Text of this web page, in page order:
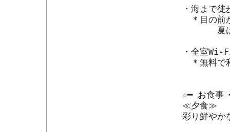
・海まで徒
＊目の前
夏は海
・全室Wi-
＊無料で
☆━ お食事
≪夕食≫
彩り鮮やか